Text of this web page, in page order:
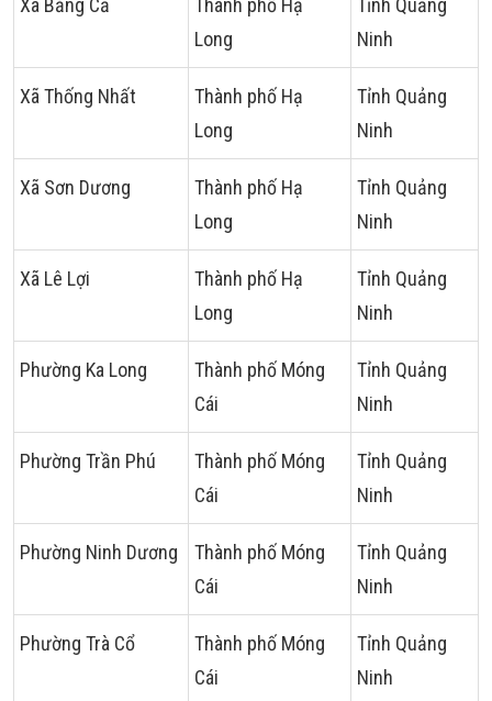
Xã Bằng Cả
Thành phố Hạ
Long
Tỉnh Quảng
Ninh
Xã Thống Nhất
Thành phố Hạ
Long
Tỉnh Quảng
Ninh
Xã Sơn Dương
Thành phố Hạ
Long
Tỉnh Quảng
Ninh
Xã Lê Lợi
Thành phố Hạ
Long
Tỉnh Quảng
Ninh
Phường Ka Long
Thành phố Móng
Cái
Tỉnh Quảng
Ninh
Phường Trần Phú
Thành phố Móng
Cái
Tỉnh Quảng
Ninh
Phường Ninh Dương
Thành phố Móng
Cái
Tỉnh Quảng
Ninh
Phường Trà Cổ
Thành phố Móng
Cái
Tỉnh Quảng
Ninh